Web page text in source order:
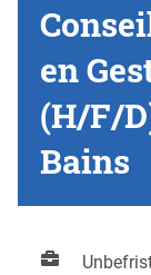
en
(H/F/
Bains